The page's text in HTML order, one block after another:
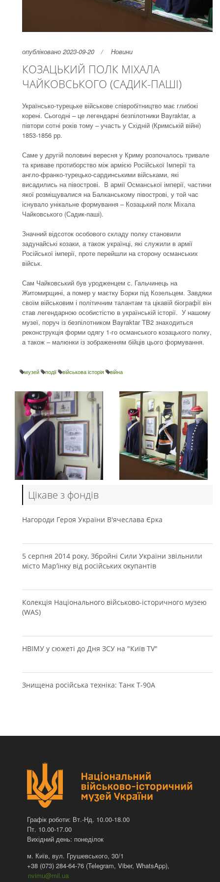
опубліковано 2023-09-20 Новини
КОЗАЦЬКИЙ ПОЛК МІХАЛА
ЧАЙКОВСЬКОГО (САДИК-ПАШІ)
Українсько-турецьке військове співробітництво має глибокі
корені. Сьогодні – це легендарні безпілотники Bayraktar, а
півтори сотні років тому – участь у Східній (Кримській війні)
1853-1856 рр.
Саме у другій половині вересня у Криму розпочалось тривале
та криваве протиборство між армією Російської Імперії та
англо-франко-турецько-сардинськими військами, які
висадились на півострові. В армії Османської імперії, частини
якої розміщувалися на Балканському півострові, у той час
існувало унікальне формування – Козацький полк Міхала
Чайковського (Садик-паші).
Значний відсоток особового складу полку становили
задунайські козаки, а також українці, які служили в армії
Російської імперії, проте перейшли на сторону османських
військ.
Сам Чайковський був уродженцем с. Гальчинець на
Житомирщині, а помер у маєтку Борки під Козельцем. Завдяки
своїм військовим і політичним талантам та цікавій біографії він
став легендарною особистістю в українській історії. У нашому
музеї, поруч із безпілотником Bayraktar TB2 знаходиться
реконструкція форми одягу 1-го османського козацького полку,
а також – малюнки із зображенням бійців цього формування.
музей події військова історія війна
Цікаве з фондів
Нагороди Героя України В'ячеслава Єрка
5 серпня 2014 року, Збройні Сили України звільнили
місто Мар’їнку від російських окупантів
Колекція Національного військово-історичного музею
(WAS)
НВІМУ у сюжеті до Дня ЗСУ на "Київ TV"
Знищена російська техніка: Танк Т-90А
Графік роботи: Вт.-Нд. 10.00-18.00
Пт. 10.00-17.00
Вихідний день: понеділок
м. Київ, вул. Грушевського, 30/1
+38 (073) 284-64-76 (Telegram, Viber, WhatsApp),
nvimu@mil.ua